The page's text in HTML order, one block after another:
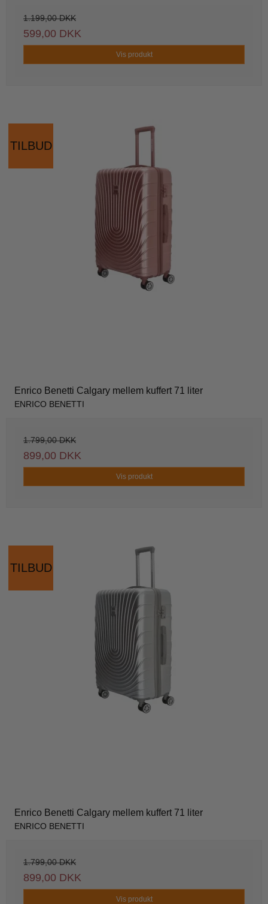
1.199,00 DKK
599,00 DKK
Vis produkt
TILBUD
Enrico Benetti Calgary mellem kuffert 71 liter
ENRICO BENETTI
1.799,00 DKK
899,00 DKK
Vis produkt
TILBUD
Enrico Benetti Calgary mellem kuffert 71 liter
ENRICO BENETTI
1.799,00 DKK
899,00 DKK
Vis produkt